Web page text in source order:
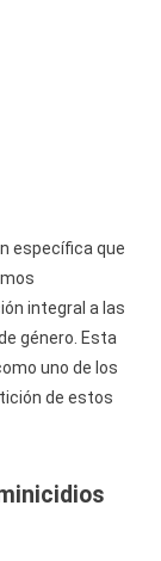
específica que
integral a las
género. Esta
uno de los
de estos